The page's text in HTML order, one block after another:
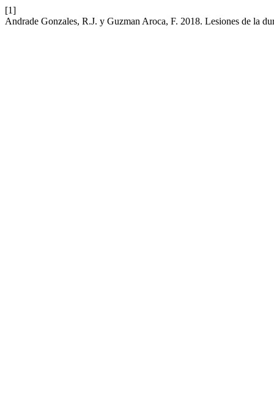
[1]
Andrade Gonzales, R.J. y Guzman Aroca, F. 2018. Lesiones de la